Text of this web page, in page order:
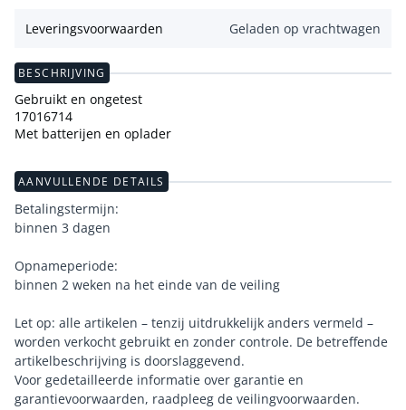
Leveringsvoorwaarden Geladen op vrachtwagen
BESCHRIJVING
Gebruikt en ongetest
17016714
Met batterijen en oplader
AANVULLENDE DETAILS
Betalingstermijn:
binnen 3 dagen
Opnameperiode:
binnen 2 weken na het einde van de veiling
Let op: alle artikelen – tenzij uitdrukkelijk anders vermeld –
worden verkocht gebruikt en zonder controle. De betreffende
artikelbeschrijving is doorslaggevend.
Voor gedetailleerde informatie over garantie en
garantievoorwaarden, raadpleeg de veilingvoorwaarden.